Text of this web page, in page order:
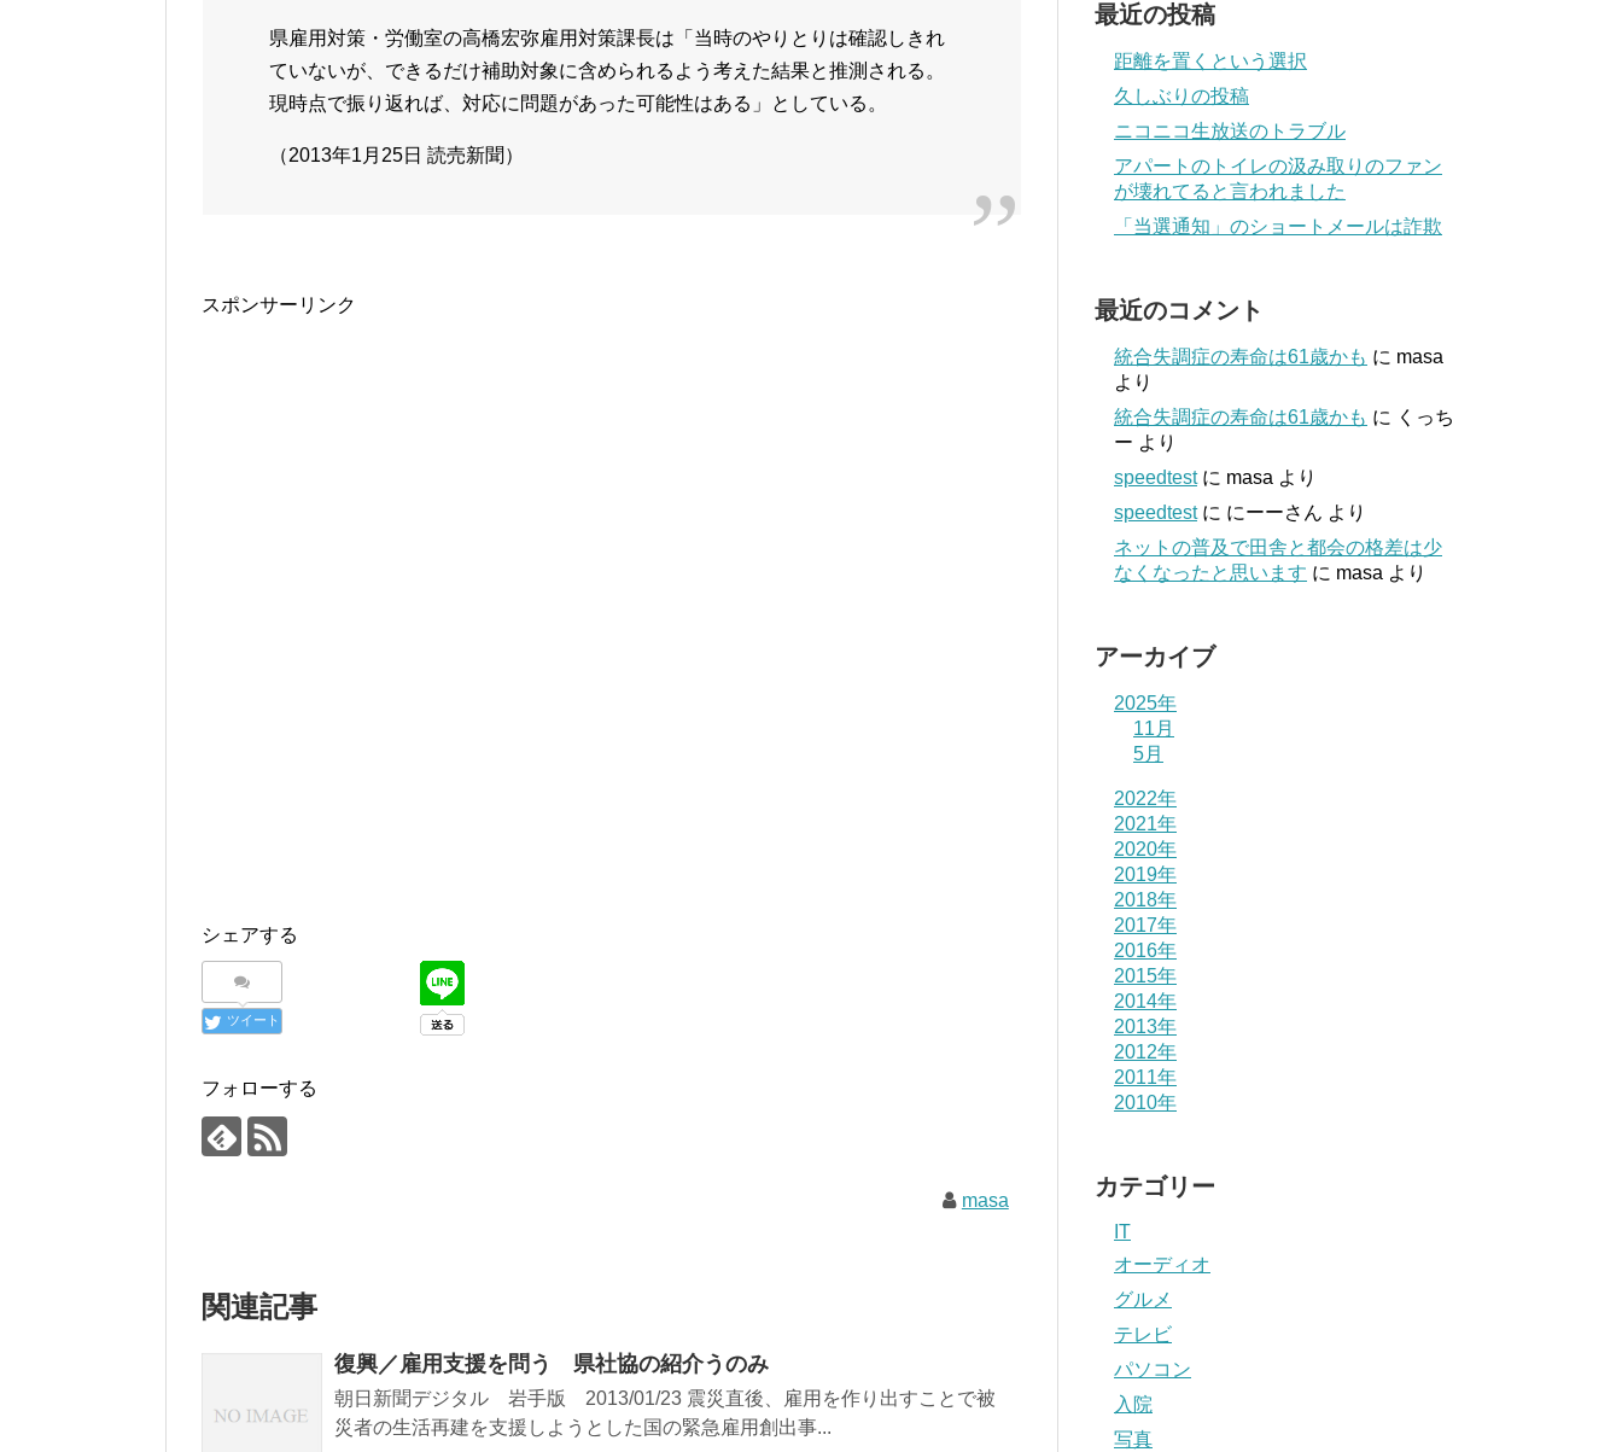
県雇用対策・労働室の高橋宏弥雇用対策課長は「当時のやりとりは確認しきれ
ていないが、できるだけ補助対象に含められるよう考えた結果と推測される。
現時点で振り返れば、対応に問題があった可能性はある」としている。
（2013年1月25日 読売新聞）
スポンサーリンク
シェアする
ツイート
フォローする
masa
関連記事
復興／雇用支援を問う 県社協の紹介うのみ
朝日新聞デジタル 岩手版 2013/01/23 震災直後、雇用を作り出すことで被
災者の生活再建を支援しようとした国の緊急雇用創出事...
最近の投稿
距離を置くという選択
久しぶりの投稿
ニコニコ生放送のトラブル
アパートのトイレの汲み取りのファン
が壊れてると言われました
「当選通知」のショートメールは詐欺
最近のコメント
統合失調症の寿命は61歳かも に masa
より
統合失調症の寿命は61歳かも に くっち
ー より
speedtestに masa より
speedtestに にーーさん より
ネットの普及で田舎と都会の格差は少
なくなったと思います に masa より
アーカイブ
2025年
11月
5月
2022年
2021年
2020年
2019年
2018年
2017年
2016年
2015年
2014年
2013年
2012年
2011年
2010年
カテゴリー
IT
オーディオ
グルメ
テレビ
パソコン
入院
写真